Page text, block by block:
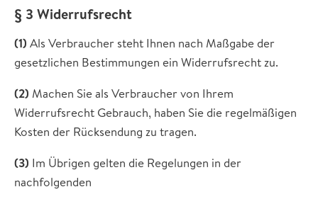
§ 3 Widerrufsrecht
(1) Als Verbraucher steht Ihnen nach Maßgabe der
gesetzlichen Bestimmungen ein Widerrufsrecht zu.
(2) Machen Sie als Verbraucher von Ihrem
Widerrufsrecht Gebrauch, haben Sie die regelmäßigen
Kosten der Rücksendung zu tragen.
(3) Im Übrigen gelten die Regelungen in der
nachfolgenden